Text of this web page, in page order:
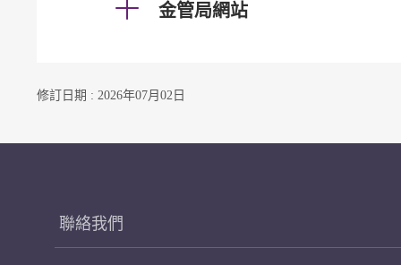
金管局網站
修訂日期 : 2026年07月02日
聯絡我們